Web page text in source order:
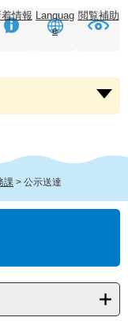
着情報 Languag
e
閲覧補助
ー
課 > 公示送達